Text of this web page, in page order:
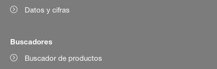
Datos y cifras
Buscadores
Buscador de productos